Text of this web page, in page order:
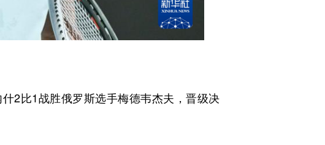
2比1战胜俄罗斯选手梅德韦杰夫，晋级决